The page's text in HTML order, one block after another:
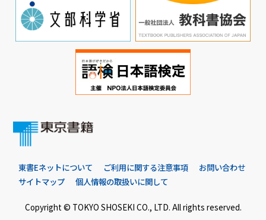
東書Eネットについて ご利用に関する注意事項
お問い合わせ
サイトマップ
個人情報の取扱いに関して
Copyright © TOKYO SHOSEKI CO., LTD. All rights reserved.